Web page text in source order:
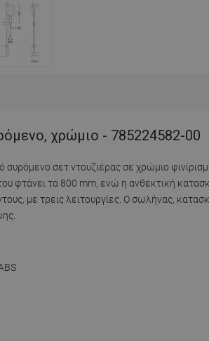
χρώμιο - 785224582-00
συρόμενο σετ ντουζιέρας σε χρώμιο
φτάνει τα 800 mm, ενώ η ανθεκτική
με τρεις λειτουργίες. Ο σωλήνας,